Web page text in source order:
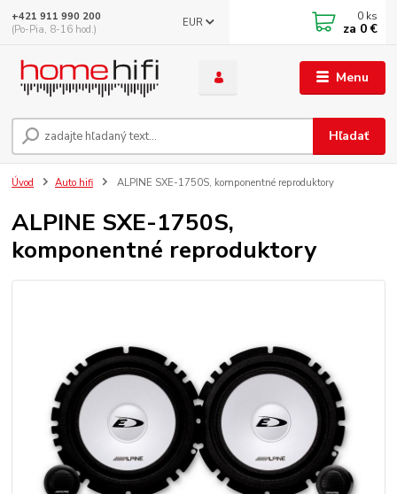
Menu
EUR
Hľadať
+421 911 990 200
(Po-Pia, 8-16 hod.)
0 ks
za 0 €
Úvod Auto hifi ALPINE SXE-1750S, komponentné reproduktory
ALPINE SXE-1750S,
komponentné reproduktory